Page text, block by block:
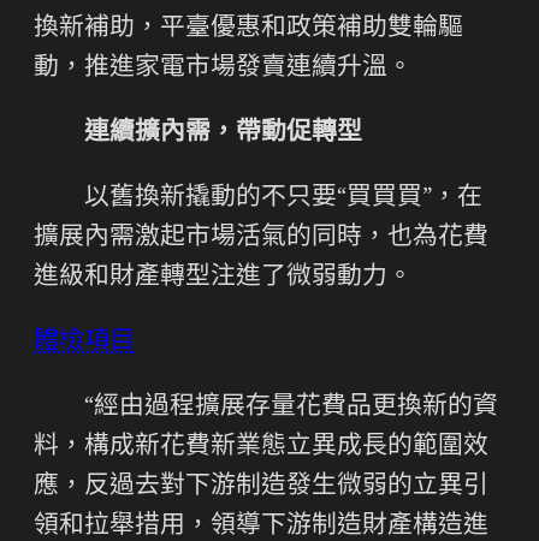
換新補助，平臺優惠和政策補助雙輪驅
動，推進家電市場發賣連續升溫。
連續擴內需，帶動促轉型
以舊換新撬動的不只要“買買買”，在
擴展內需激起市場活氣的同時，也為花費
進級和財產轉型注進了微弱動力。
體檢項目
“經由過程擴展存量花費品更換新的資
料，構成新花費新業態立異成長的範圍效
應，反過去對下游制造發生微弱的立異引
領和拉舉措用，領導下游制造財產構造進